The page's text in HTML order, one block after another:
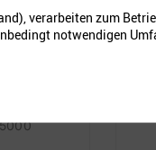
verarbeiten zum
notwendigen